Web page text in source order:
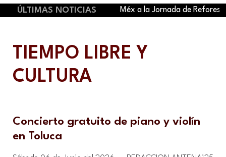
ÚLTIMAS NOTICIASSe suma EdoMéx a la Jornada de
TIEMPO LIBRE Y
CULTURA
Concierto gratuito de piano y violín
en Toluca